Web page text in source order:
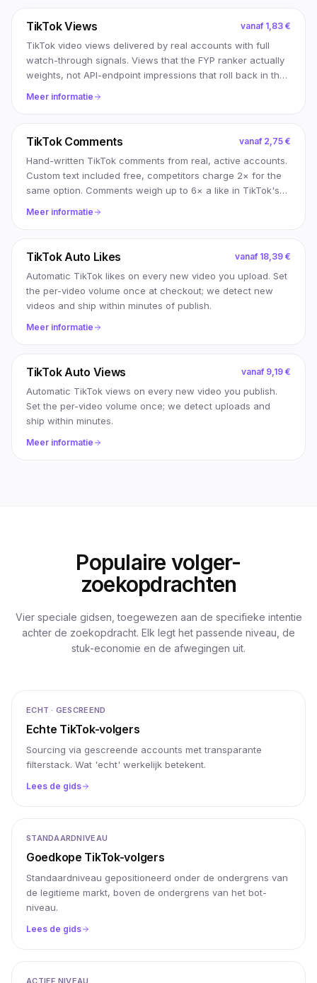
TikTok Views vanaf 1,83 €
TikTok video views delivered by real accounts with full
watch-through signals. Views that the FYP ranker actually
weights, not API-endpoint impressions that roll back in the
Meer informatie
TikTok Comments vanaf 2,75 €
Hand-written TikTok comments from real, active accounts.
Custom text included free, competitors charge 2× for the
same option. Comments weigh up to 6× a like in TikTok's
comments stuck instead of stripped by TikTok's anti-spam
passes.
Meer informatie
TikTok Auto Likes vanaf 18,39 €
Automatic TikTok likes on every new video you upload. Set
the per-video volume once at checkout; we detect new
videos and ship within minutes of publish.
Meer informatie
TikTok Auto Views vanaf 9,19 €
Automatic TikTok views on every new video you publish.
Set the per-video volume once; we detect uploads and
ship within minutes.
Meer informatie
Populaire volger-
zoekopdrachten
Vier speciale gidsen, toegewezen aan de specifieke intentie
achter de zoekopdracht. Elk legt het passende niveau, de
stuk-economie en de afwegingen uit.
ECHT · GESCREEND
Echte TikTok-volgers
Sourcing via gescreende accounts met transparante
filterstack. Wat 'echt' werkelijk betekent.
Lees de gids
STANDAARDNIVEAU
Goedkope TikTok-volgers
Standaardniveau gepositioneerd onder de ondergrens van
de legitieme markt, boven de ondergrens van het bot-
niveau.
Lees de gids
ACTIEF NIVEAU